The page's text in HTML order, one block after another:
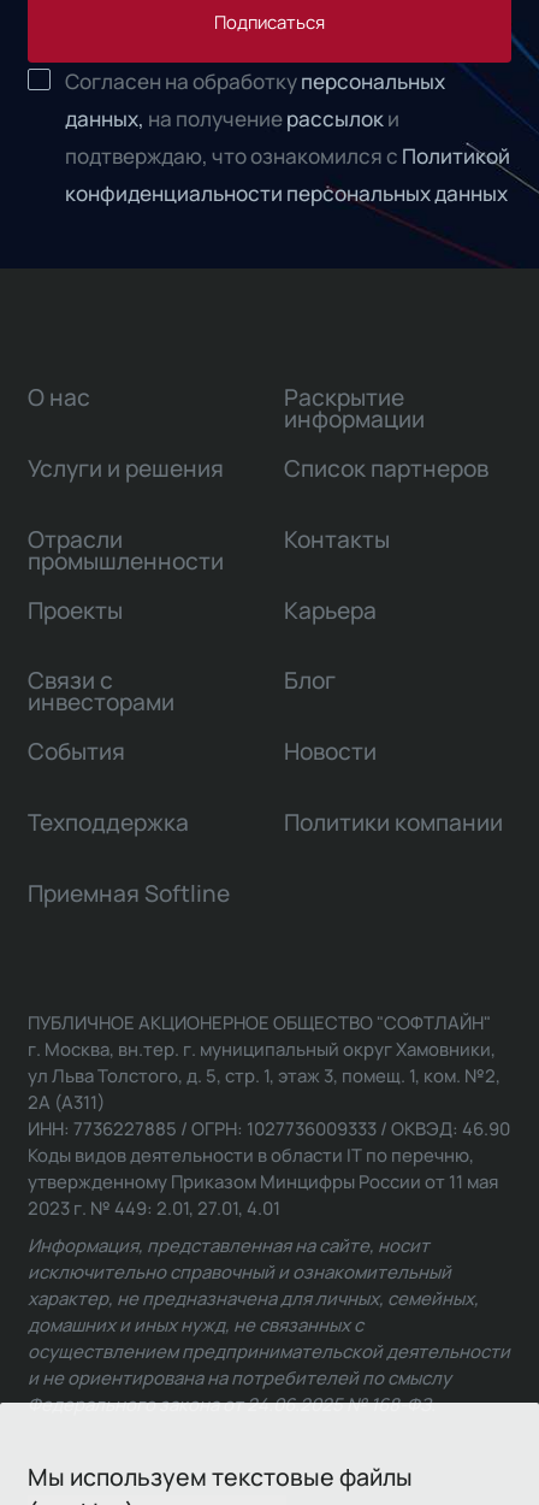
Подписаться
Согласен на обработкуперсональных
данных, на получениерассылоки
подтверждаю, что ознакомился с Политикой
конфиденциальности персональных данных
Мы используем текстовые файлы
О нас
Услуги и решения
Отрасли
промышленности
Проекты
Связи с
инвесторами
Раскрытие
информации
Список партнеров
Контакты
Карьера
Блог
События Новости
Техподдержка Политики компании
Приемная Softline
ПУБЛИЧНОЕ АКЦИОНЕРНОЕ ОБЩЕСТВО "СОФТЛАЙН"
г. Москва, вн.тер. г. муниципальный округ Хамовники,
ул Льва Толстого, д. 5, стр. 1, этаж 3, помещ. 1, ком. №2,
2А (А311)
ИНН: 7736227885 / ОГРН: 1027736009333 / ОКВЭД: 46.90
Коды видов деятельности в области IT по перечню,
утвержденному Приказом Минцифры России от 11 мая
2023 г. № 449: 2.01, 27.01, 4.01
Информация, представленная на сайте, носит
исключительно справочный и ознакомительный
характер, не предназначена для личных, семейных,
домашних и иных нужд, не связанных с
осуществлением предпринимательской деятельности
и не ориентирована на потребителей по смыслу
Федерального закона от 24.06.2025 № 168-ФЗ.